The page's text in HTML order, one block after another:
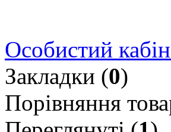
Особистий
Закладки (0)
Порівняння